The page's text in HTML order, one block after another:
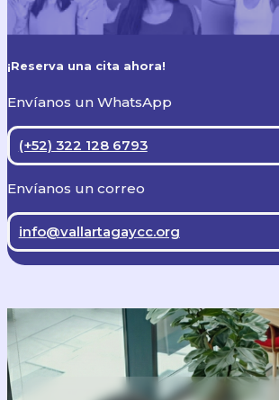
¡Reserva una cita ahora!
Envíanos un WhatsApp
(+52) 322 128 6793
Envíanos un correo
info@vallartagaycc.org